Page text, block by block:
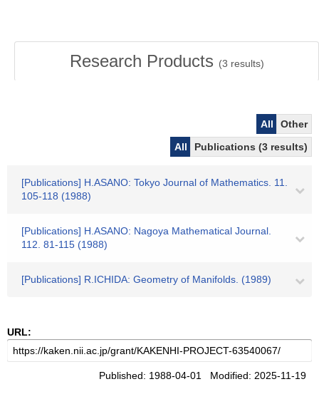
Research Products (3 results)
All
Other
All
Publications (3 results)
[Publications] H.ASANO: Tokyo Journal of Mathematics. 11.
105-118 (1988)
[Publications] H.ASANO: Nagoya Mathematical Journal.
112. 81-115 (1988)
[Publications] R.ICHIDA: Geometry of Manifolds. (1989)
URL:
Published: 1988-04-01 Modified: 2025-11-19